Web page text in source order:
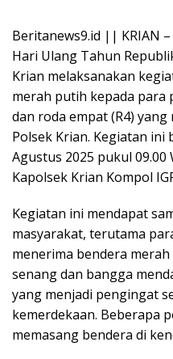
Beritanews9.id || KRIAN
Hari Ulang Tahun
Krian melaksanakan
merah putih kepada para
dan roda empat (R4)
Polsek Krian. Kegiatan ini
Agustus 2025 pukul
Kapolsek Krian Kompol
Kegiatan ini mendapat
masyarakat, terutama
menerima bendera
senang dan bangga
yang menjadi pengingat
kemerdekaan. Beberapa
memasang bendera di